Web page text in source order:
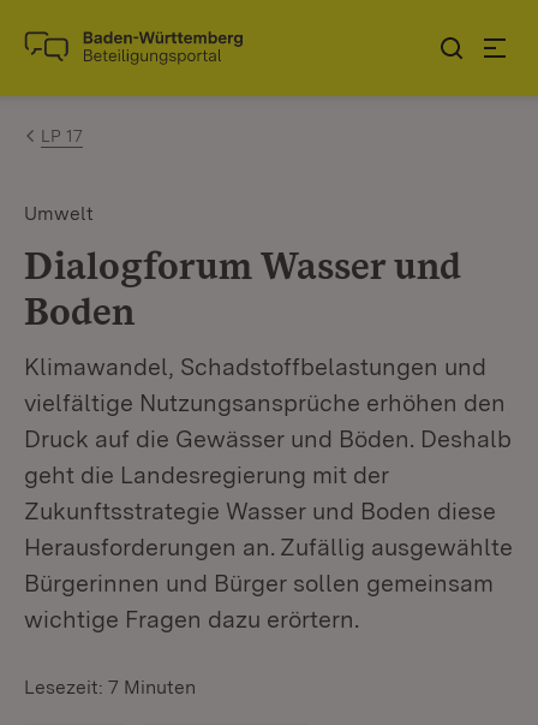
Zum Inhalt springen
Link zur Startseite
LP 17
Umwelt
Dialogforum Wasser und
Boden
Klimawandel, Schadstoffbelastungen und
vielfältige Nutzungsansprüche erhöhen den
Druck auf die Gewässer und Böden. Deshalb
geht die Landesregierung mit der
Zukunftsstrategie Wasser und Boden diese
Herausforderungen an. Zufällig ausgewählte
Bürgerinnen und Bürger sollen gemeinsam
wichtige Fragen dazu erörtern.
Lesezeit: 7 Minuten